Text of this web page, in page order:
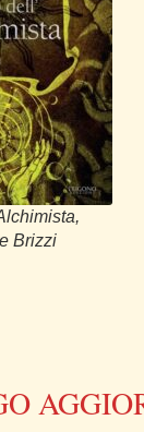
Brizzi